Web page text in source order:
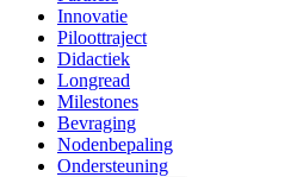
Innovatie
Piloottraject
Didactiek
Longread
Milestones
Bevraging
Nodenbepaling
Ondersteuning